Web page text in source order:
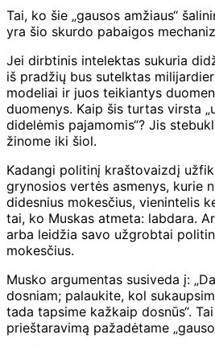
Tai, ko šie „gausos amžiaus“
yra šio skurdo pabaigos
Jei dirbtinis intelektas sukuria
iš pradžių bus sutelktas
modeliai ir juos teikiantys
duomenys. Kaip šis turtas virsta
didelėmis pajamomis“? Jis
žinome iki šiol.
Kadangi politinį kraštovaizdį
grynosios vertės asmenys, kurie
didesnius mokesčius, vienintelis
tai, ko Muskas atmeta: labdara.
arba leidžia savo užgrobtai
mokesčius.
Musko argumentas susiveda į:
dosniam; palaukite, kol
tada tapsime kažkaip dosnūs“.
prieštaravimą pažadėtame